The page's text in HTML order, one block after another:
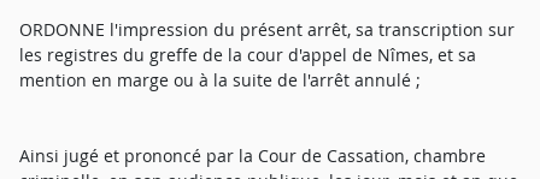
ORDONNE l'impression du présent arrêt, sa transcription sur
les registres du greffe de la cour d'appel de Nîmes, et sa
mention en marge ou à la suite de l'arrêt annulé ;
Ainsi jugé et prononcé par la Cour de Cassation, chambre